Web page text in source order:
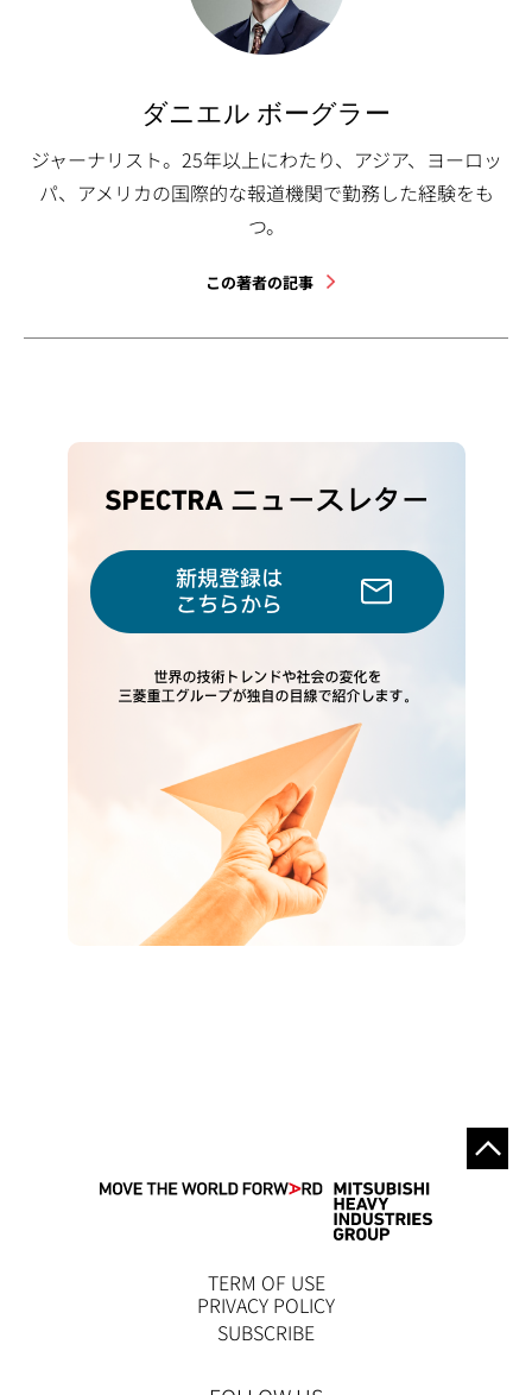
ダニエル ボーグラー
ジャーナリスト。25年以上にわたり、アジア、ヨーロッ
パ、アメリカの国際的な報道機関で勤務した経験をも
つ。
この著者の記事
TERM OF USE
PRIVACY POLICY
SUBSCRIBE